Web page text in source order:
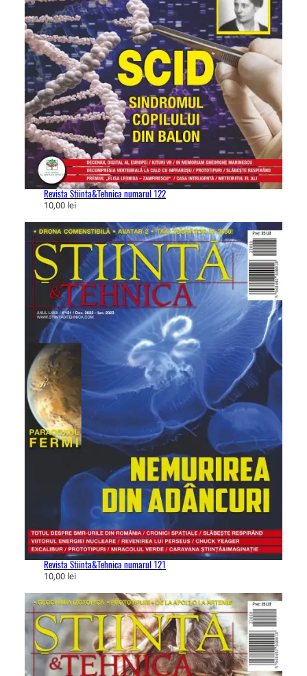
Revista Stiinta&Tehnica numarul 122
10,00 lei
Revista Stiinta&Tehnica numarul 121
10,00 lei